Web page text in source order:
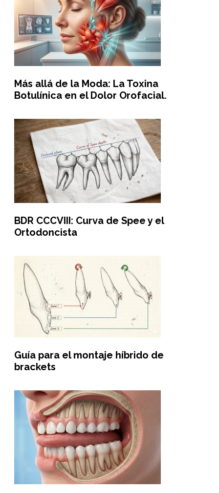
Más allá de la Moda: La Toxina
Botulínica en el Dolor Orofacial.
BDR CCCVIII: Curva de Spee y el
Ortodoncista
Guía para el montaje híbrido de
brackets